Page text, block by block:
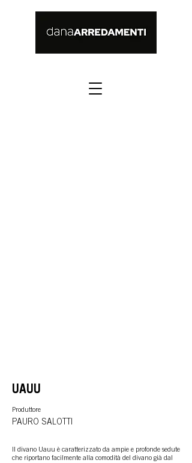
UAUU
Produttore
PAURO SALOTTI
Il divano Uauu è caratterizzato da ampie e profonde sedute
che riportano facilmente alla comodità del divano già dal